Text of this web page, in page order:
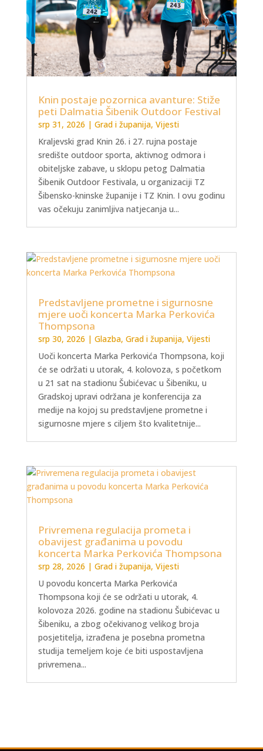
Knin postaje pozornica avanture: Stiže
peti Dalmatia Šibenik Outdoor Festival
srp 31, 2026 | Grad i županija, Vijesti
Kraljevski grad Knin 26. i 27. rujna postaje
središte outdoor sporta, aktivnog odmora i
obiteljske zabave, u sklopu petog Dalmatia
Šibenik Outdoor Festivala, u organizaciji TZ
Šibensko-kninske županije i TZ Knin. I ovu godinu
vas očekuju zanimljiva natjecanja u...
Predstavljene prometne i sigurnosne
mjere uoči koncerta Marka Perkovića
Thompsona
srp 30, 2026 | Glazba, Grad i županija, Vijesti
Uoči koncerta Marka Perkovića Thompsona, koji
će se održati u utorak, 4. kolovoza, s početkom
u 21 sat na stadionu Šubićevac u Šibeniku, u
Gradskoj upravi održana je konferencija za
medije na kojoj su predstavljene prometne i
sigurnosne mjere s ciljem što kvalitetnije...
Privremena regulacija prometa i
obavijest građanima u povodu
koncerta Marka Perkovića Thompsona
srp 28, 2026 | Grad i županija, Vijesti
U povodu koncerta Marka Perkovića
Thompsona koji će se održati u utorak, 4.
kolovoza 2026. godine na stadionu Šubićevac u
Šibeniku, a zbog očekivanog velikog broja
posjetitelja, izrađena je posebna prometna
studija temeljem koje će biti uspostavljena
privremena...